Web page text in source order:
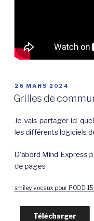
PUBLIÉ
LE
26 MARS 2024
Grilles de
Je vais partager ici
les différents logiciels
D’abord Mind Express
de pages
smiley vocaux pour PODD
Télécharger